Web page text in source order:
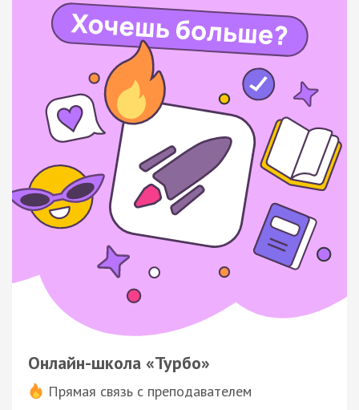
Онлайн-школа «Турбо»
Прямая связь с преподавателем